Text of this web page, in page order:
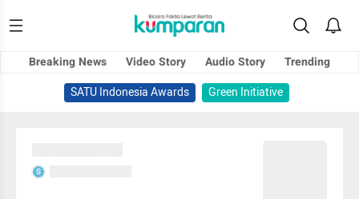
Breaking News Video Story Audio Story
Trending
SATU Indonesia Awards
Green Initiative
S